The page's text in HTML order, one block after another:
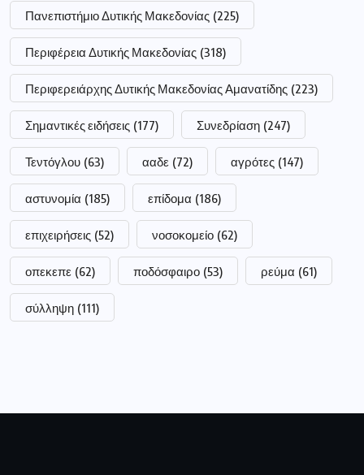
Πανεπιστήμιο Δυτικής Μακεδονίας (225)
Περιφέρεια Δυτικής Μακεδονίας (318)
Περιφερειάρχης Δυτικής Μακεδονίας Αμανατίδης (223)
Σημαντικές ειδήσεις (177) Συνεδρίαση (247)
Τεντόγλου (63) ααδε (72) αγρότες (147)
αστυνομία (185) επίδομα (186)
επιχειρήσεις (52) νοσοκομείο (62)
οπεκεπε (62) ποδόσφαιρο (53) ρεύμα (61)
σύλληψη (111)